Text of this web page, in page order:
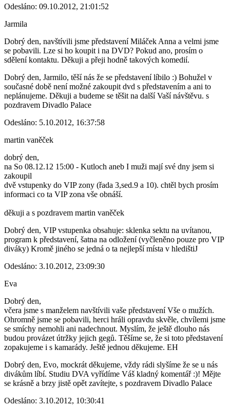
Odesláno: 09.10.2012, 21:01:52
Jarmila
Dobrý den, navštívili jsme představení Miláček Anna a velmi jsme
se pobavili. Lze si ho koupit i na DVD? Pokud ano, prosím o
sdělení kontaktu. Děkuji a přeji hodně takových komedií.
Dobrý den, Jarmilo, těší nás že se představení líbilo :) Bohužel v
současné době není možné zakoupit dvd s představením a ani to
neplánujeme. Děkuji a budeme se těšit na další Vaší návštěvu. s
pozdravem Divadlo Palace
Odesláno: 5.10.2012, 16:37:58
martin vaněček
dobrý den,
na So 08.12.12 15:00 - Kutloch aneb I muži mají své dny jsem si
zakoupil
dvě vstupenky do VIP zony (řada 3,sed.9 a 10). chtěl bych prosím
informaci co ta VIP zona vše obnáší.
děkuji a s pozdravem martin vaněček
Dobrý den, VIP vstupenka obsahuje: sklenka sektu na uvítanou,
program k představení, šatna na odložení (vyčleněno pouze pro VIP
diváky) Kromě jiného se jedná o ta nejlepší místa v hledištiJ
Odesláno: 3.10.2012, 23:09:30
Eva
Dobrý den,
včera jsme s manželem navštívili vaše představení Vše o mužích.
Ohromně jsme se pobavili, herci hráli opravdu skvěle, chvílemi jsme
se smíchy nemohli ani nadechnout. Myslím, že ještě dlouho nás
budou provázet útržky jejich gegů. Těšíme se, že si toto představení
zopakujeme i s kamarády. Ještě jednou děkujeme. EH
Dobrý den, Evo, mockrát děkujeme, vždy rádi slyšíme že se u nás
divákům líbí. Studiu DVA vyřídíme Váš kladný komentář :)! Mějte
se krásně a brzy jistě opět zavítejte, s pozdravem Divadlo Palace
Odesláno: 3.10.2012, 10:30:41